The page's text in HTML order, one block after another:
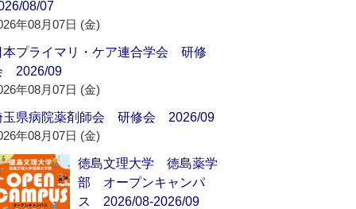
08/07
年08月07日 (金)
本プライマリ・ケア連合学会 研修
2026/09
年08月07日 (金)
玉県病院薬剤師会 研修会 2026/09
年08月07日 (金)
徳島文理大学 徳島薬学
部 オープンキャンパ
ス 2026/08-2026/09